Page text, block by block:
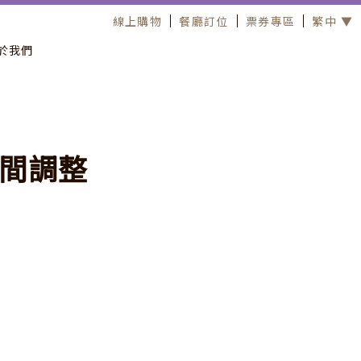
我們
線上購物 餐廳訂位 票券專區 繁中 ▼
調整